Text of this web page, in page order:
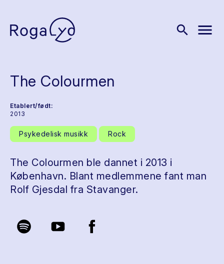
search menu
The Colourmen
Etablert/født:
2013
Psykedelisk musikk Rock
The Colourmen ble dannet i 2013 i
København. Blant medlemmene fant man
Rolf Gjesdal fra Stavanger.